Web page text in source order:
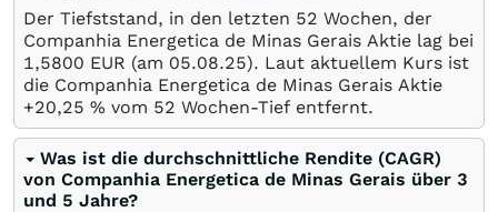
Der Tiefststand, in den letzten 52 Wochen, der
Companhia Energetica de Minas Gerais Aktie lag bei
1,5800 EUR (am 05.08.25). Laut aktuellem Kurs ist
die Companhia Energetica de Minas Gerais Aktie
+20,25 % vom 52 Wochen-Tief entfernt.
Was ist die durchschnittliche Rendite (CAGR)
von Companhia Energetica de Minas Gerais über 3
und 5 Jahre?